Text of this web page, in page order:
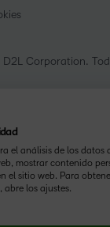
Corporation.
el análisis de los datos
mostrar contenido
el sitio web. Para
abre los ajustes.